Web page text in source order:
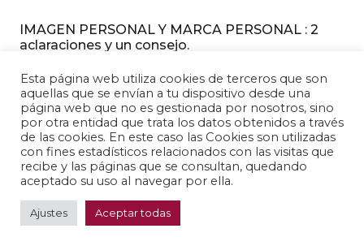
IMAGEN PERSONAL Y MARCA PERSONAL : 2
aclaraciones y un consejo.
Esta página web utiliza cookies de terceros que son
aquellas que se envían a tu dispositivo desde una
página web que no es gestionada por nosotros, sino
por otra entidad que trata los datos obtenidos a través
de las cookies. En este caso las Cookies son utilizadas
con fines estadísticos relacionados con las visitas que
recibe y las páginas que se consultan, quedando
aceptado su uso al navegar por ella.
Ajustes Aceptar todas